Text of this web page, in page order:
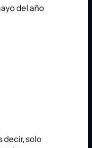
del año
decir, solo